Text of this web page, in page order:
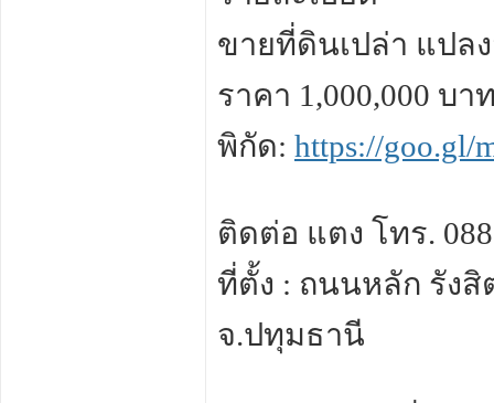
ขายที่ดินเปล่า แปล
ราคา 1,000,000 บ
พิกัด: https://goo.gl/
ติดต่อ แตง โทร.
ที่ตั้ง : ถนนหลัก รัง
จ.ปทุมธานี